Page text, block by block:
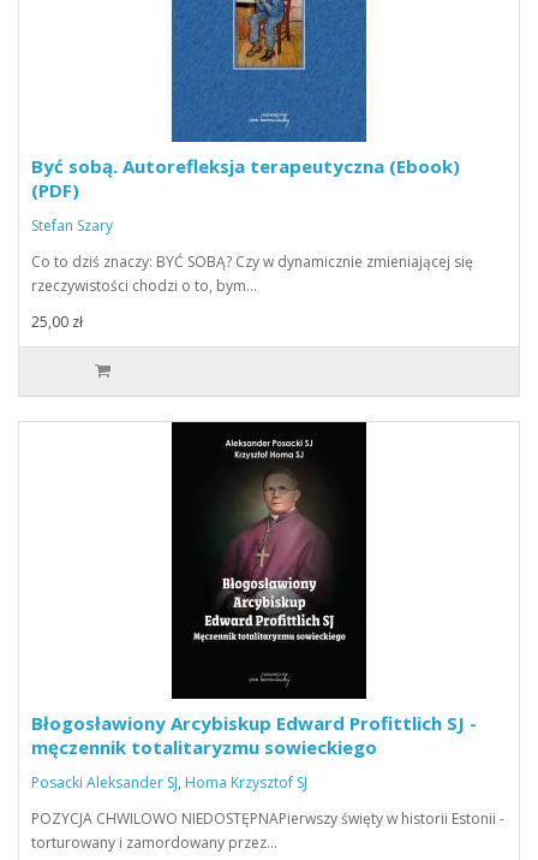
Być sobą. Autorefleksja terapeutyczna (Ebook)
(PDF)
Stefan Szary
Co to dziś znaczy: BYĆ SOBĄ? Czy w dynamicznie zmieniającej się
rzeczywistości chodzi o to, bym…
25,00 zł
Błogosławiony Arcybiskup Edward Profittlich SJ -
męczennik totalitaryzmu sowieckiego
Posacki Aleksander SJ, Homa Krzysztof SJ
POZYCJA CHWILOWO NIEDOSTĘPNAPierwszy święty w historii Estonii -
torturowany i zamordowany przez…